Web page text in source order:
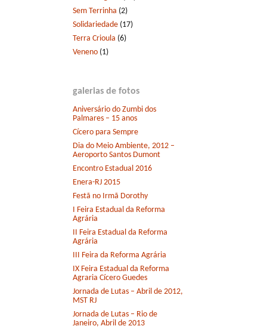
Sem Terrinha (2)
Solidariedade (17)
Terra Crioula (6)
Veneno (1)
galerias de fotos
Aniversário do Zumbi dos
Palmares – 15 anos
Cícero para Sempre
Dia do Meio Ambiente, 2012 –
Aeroporto Santos Dumont
Encontro Estadual 2016
Enera-RJ 2015
Festã no Irmã Dorothy
I Feira Estadual da Reforma
Agrária
II Feira Estadual da Reforma
Agrária
III Feira da Reforma Agrária
IX Feira Estadual da Reforma
Agraria Cícero Guedes
Jornada de Lutas – Abril de 2012,
MST RJ
Jornada de Lutas – Rio de
Janeiro, Abril de 2013